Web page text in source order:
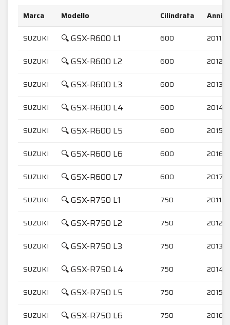
Marca Modello Cilindrata
Anni
SUZUKI
🔍 GSX-R600 L1 600 2011-
SUZUKI 🔍 GSX-R600 L2 600 2012-
SUZUKI 🔍 GSX-R600 L3 600 2013-
SUZUKI 🔍 GSX-R600 L4 600 2014-
SUZUKI 🔍 GSX-R600 L5 600 2015-
SUZUKI 🔍 GSX-R600 L6 600 2016-
SUZUKI 🔍 GSX-R600 L7 600 2017-
SUZUKI 🔍 GSX-R750 L1 750 2011-
SUZUKI 🔍 GSX-R750 L2 750 2012-
SUZUKI 🔍 GSX-R750 L3 750 2013-
SUZUKI 🔍 GSX-R750 L4 750 2014-
SUZUKI 🔍 GSX-R750 L5 750 2015-
SUZUKI 🔍 GSX-R750 L6 750 2016-